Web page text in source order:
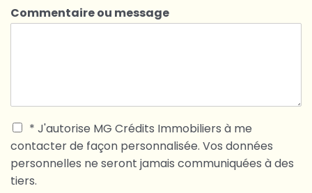
Commentaire ou message
* J'autorise MG Crédits Immobiliers à me
contacter de façon personnalisée. Vos données
personnelles ne seront jamais communiquées à des
tiers.